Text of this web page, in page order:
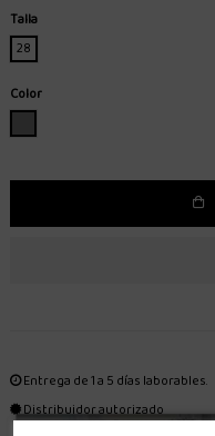
Talla
28
Color
Entrega de 1 a 5 días laborables.
Distribuidor autorizado